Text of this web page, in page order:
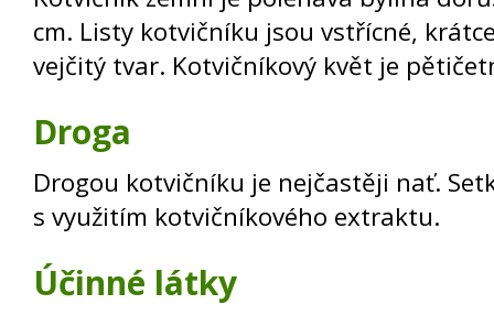
cm. Listy kotvičníku jsou vstřícné,
vejčitý tvar. Kotvičníkový květ je
Droga
Drogou kotvičníku je nejčastěji nať.
s využitím kotvičníkového extraktu.
Účinné látky